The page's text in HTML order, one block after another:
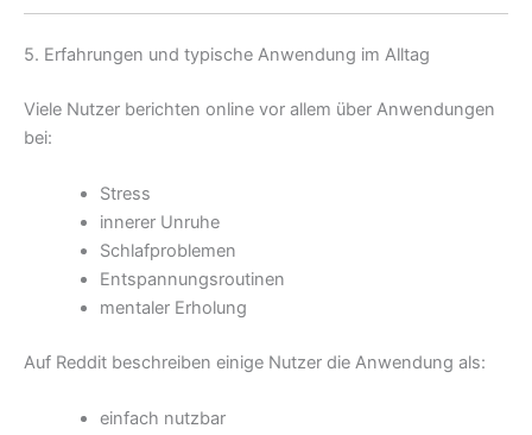
5. Erfahrungen und typische Anwendung im Alltag
Viele Nutzer berichten online vor allem über Anwendungen
bei:
Stress
innerer Unruhe
Schlafproblemen
Entspannungsroutinen
mentaler Erholung
Auf Reddit beschreiben einige Nutzer die Anwendung als:
einfach nutzbar